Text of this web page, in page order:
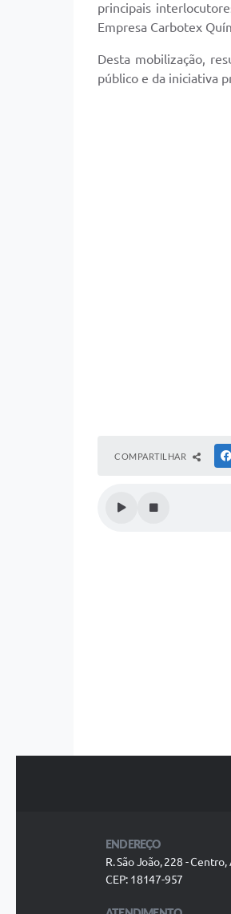
principais
Empresa Carbotex
Desta mobilização,
público e da iniciativa
COMPARTILHAR
ENDEREÇO
R. São João, 228 - Centro,
CEP: 18147-957